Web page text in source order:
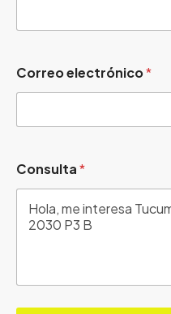
Correo electrónico*
Consulta*